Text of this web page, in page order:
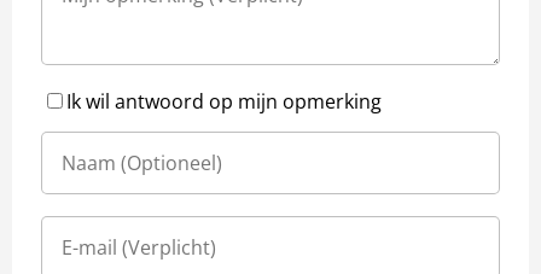
Ik wil antwoord op mijn opmerking